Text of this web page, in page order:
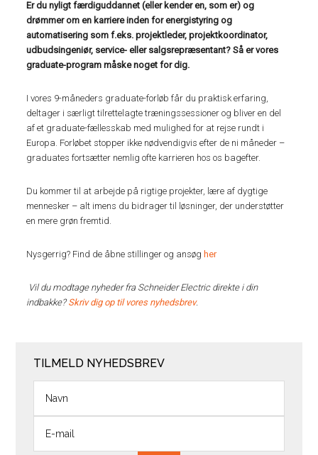
Er du nyligt færdiguddannet (eller kender en, som er) og
drømmer om en karriere inden for energistyring og
automatisering som f.eks. projektleder, projektkoordinator,
udbudsingeniør, service- eller salgsrepræsentant? Så er vores
graduate-program måske noget for dig.
I vores 9-måneders graduate-forløb får du praktisk erfaring,
deltager i særligt tilrettelagte træningssessioner og bliver en del
af et graduate-fællesskab med mulighed for at rejse rundt i
Europa. Forløbet stopper ikke nødvendigvis efter de ni måneder –
graduates fortsætter nemlig ofte karrieren hos os bagefter.
Du kommer til at arbejde på rigtige projekter, lære af dygtige
mennesker – alt imens du bidrager til løsninger, der understøtter
en mere grøn fremtid.
Nysgerrig? Find de åbne stillinger og ansøg her
Vil du modtage nyheder fra Schneider Electric direkte i din
indbakke?Skriv dig op til vores nyhedsbrev.
TILMELD NYHEDSBREV